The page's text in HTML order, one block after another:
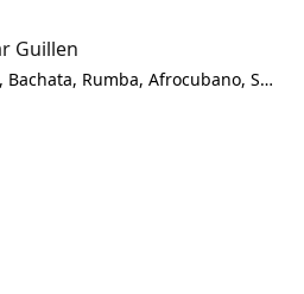
Guillen
Salsa, Rueda, Son, Bachata, Rumba, Afrocubano, Show